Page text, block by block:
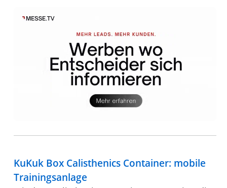
KuKuk Box Calisthenics Container: mobile
Trainingsanlage